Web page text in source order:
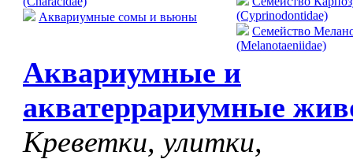
Аквариумные сомы и вьюны
(Cyprinodontidae)
Семейство
(Melanotaeniidae)
Аквариумные и
акватеррариумные
Креветки, улитки,